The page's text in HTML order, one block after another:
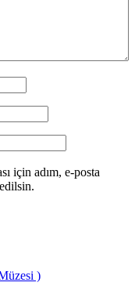
için adım, e-posta
)